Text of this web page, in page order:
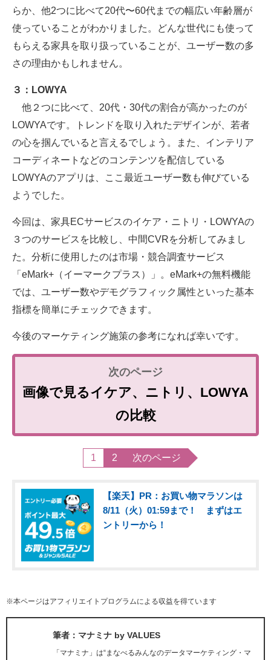
らか、他2つに比べて20代〜60代までの幅広い年齢層が
使っていることがわかりました。どんな世代にも使って
もらえる家具を取り扱っていることが、ユーザー数の多
さの理由かもしれません。
３：LOWYA
他２つに比べて、20代・30代の割合が高かったのが
LOWYAです。トレンドを取り入れたデザインが、若者
の心を掴んでいると言えるでしょう。また、インテリア
コーディネートなどのコンテンツを配信している
LOWYAのアプリは、ここ最近ユーザー数も伸びている
ようでした。
今回は、家具ECサービスのイケア・ニトリ・LOWYAの
３つのサービスを比較し、中間CVRを分析してみまし
た。分析に使用したのは市場・競合調査サービス
「eMark+（イーマークプラス）」。eMark+の無料機能
では、ユーザー数やデモグラフィック属性といった基本
指標を簡単にチェックできます。
今後のマーケティング施策の参考になれば幸いです。
画像で見るイケア、ニトリ、LOWYA
の比較
1 2 次のページ
【楽天】PR：お買い物マラソンは
8/11（火）01:59まで！ まずはエ
ントリーから！
※本ページはアフィリエイトプログラムによる収益を得ています
筆者：マナミナ by VALUES
「マナミナ」は“まなべるみんなのデータマーケティング・マ